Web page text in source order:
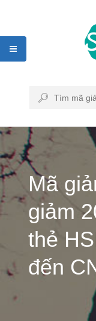
Mã
giảm
thẻ
đến